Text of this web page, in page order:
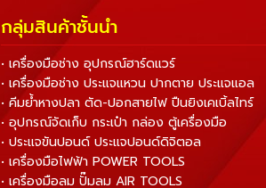
กลุ่มสินค้าชั้นนำ
• เครื่องมือช่าง อุปกรณ์ฮาร์ดแวร์
• เครื่องมือช่าง ประแจแหวน ปากตาย ประแจแอล
• คีมย้ำหางปลา ตัด-ปอกสายไฟ ปืนยิงเคเบิ้ลไทร์
• อุปกรณ์จัดเก็บ กระเป๋า กล่อง ตู้เครื่องมือ
• ประแจขันปอนด์ ประแจปอนด์ดิจิตอล
• เครื่องมือไฟฟ้า POWER TOOLS
• เครื่องมือลม ปั๊มลม AIR TOOLS